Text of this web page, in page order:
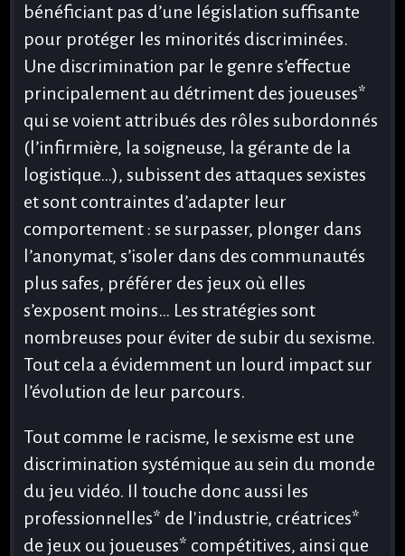
bénéficiant pas d’une législation suffisante
pour protéger les minorités discriminées.
Une discrimination par le genre s’effectue
principalement au détriment des joueuses*
qui se voient attribués des rôles subordonnés
(l’infirmière, la soigneuse, la gérante de la
logistique…), subissent des attaques sexistes
et sont contraintes d’adapter leur
comportement : se surpasser, plonger dans
l’anonymat, s’isoler dans des communautés
plus safes, préférer des jeux où elles
s’exposent moins… Les stratégies sont
nombreuses pour éviter de subir du sexisme.
Tout cela a évidemment un lourd impact sur
l’évolution de leur parcours.
Tout comme le racisme, le sexisme est une
discrimination systémique au sein du monde
du jeu vidéo. Il touche donc aussi les
professionnelles* de l'industrie, créatrices*
de jeux ou joueuses* compétitives, ainsi que